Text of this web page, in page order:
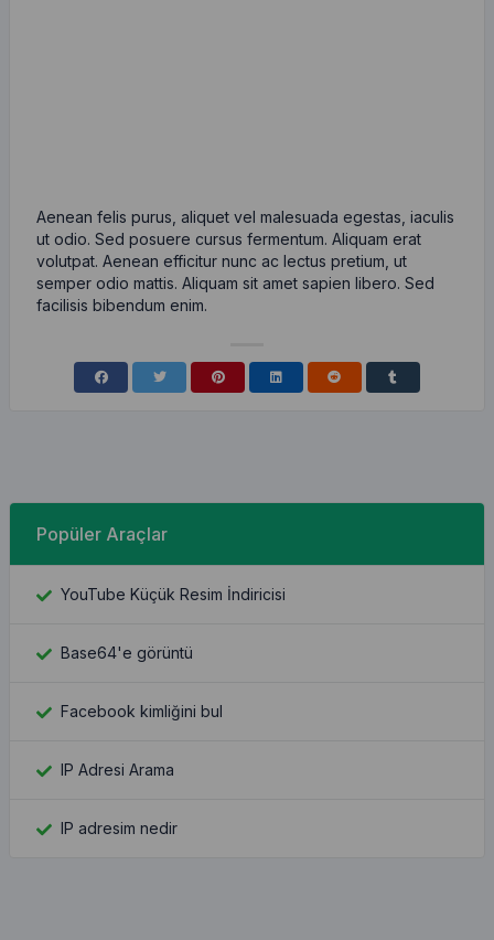
Aenean felis purus, aliquet vel malesuada egestas, iaculis
ut odio. Sed posuere cursus fermentum. Aliquam erat
volutpat. Aenean efficitur nunc ac lectus pretium, ut
semper odio mattis. Aliquam sit amet sapien libero. Sed
facilisis bibendum enim.
Popüler Araçlar
YouTube Küçük Resim İndiricisi
Base64'e görüntü
Facebook kimliğini bul
IP Adresi Arama
IP adresim nedir